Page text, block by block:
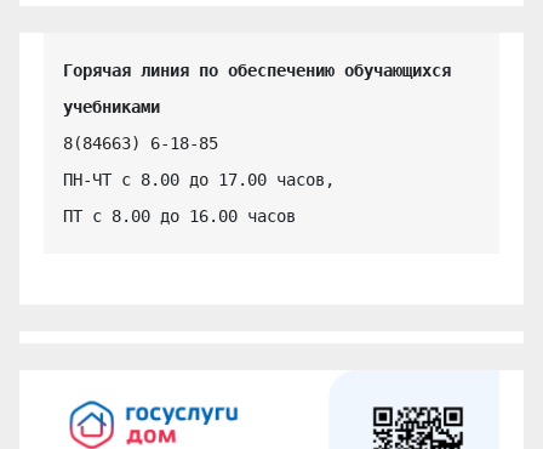
Горячая линия по обеспечению обучающихся
учебниками
8(84663) 6-18-85
ПН-ЧТ с 8.00 до 17.00 часов,
ПТ с 8.00 до 16.00 часов